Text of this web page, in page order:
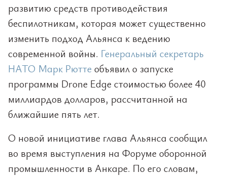
развитию средств противодействия
беспилотникам, которая может существенно
изменить подход Альянса к ведению
современной войны. Генеральный секретарь
НАТО Марк Рютте объявил о запуске
программы Drone Edge стоимостью более 40
миллиардов долларов, рассчитанной на
ближайшие пять лет.
О новой инициативе глава Альянса сообщил
во время выступления на Форуме оборонной
промышленности в Анкаре. По его словам,